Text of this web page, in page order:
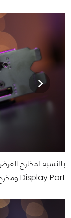
بالنسبة لمخارج
Display Port ومخرج وحيد HDMI / DVI-D